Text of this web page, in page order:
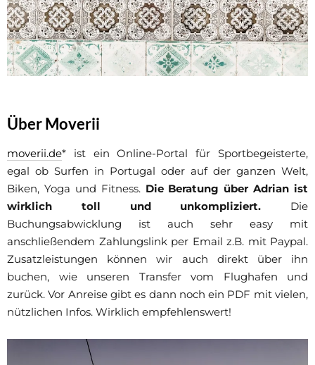
Über Moverii
moverii.de* ist ein Online-Portal für Sportbegeisterte,
egal ob Surfen in Portugal oder auf der ganzen Welt,
Biken, Yoga und Fitness. Die Beratung über Adrian ist
wirklich toll und unkompliziert. Die
Buchungsabwicklung ist auch sehr easy mit
anschließendem Zahlungslink per Email z.B. mit Paypal.
Zusatzleistungen können wir auch direkt über ihn
buchen, wie unseren Transfer vom Flughafen und
zurück. Vor Anreise gibt es dann noch ein PDF mit vielen,
nützlichen Infos. Wirklich empfehlenswert!